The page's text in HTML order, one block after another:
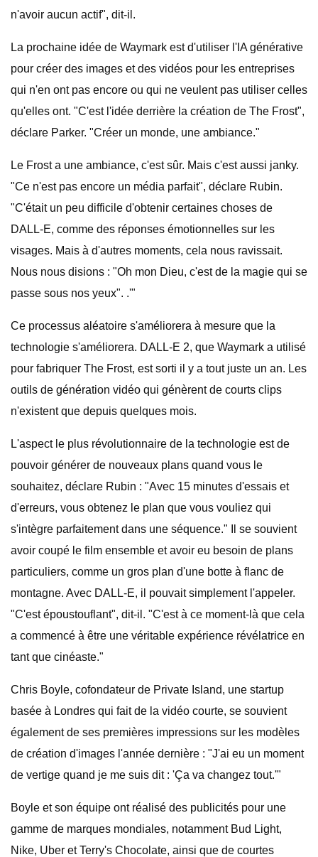
n'avoir aucun actif", dit-il.
La prochaine idée de Waymark est d'utiliser l'IA générative
pour créer des images et des vidéos pour les entreprises
qui n'en ont pas encore ou qui ne veulent pas utiliser celles
qu'elles ont. "C'est l'idée derrière la création de The Frost",
déclare Parker. "Créer un monde, une ambiance."
Le Frost a une ambiance, c'est sûr. Mais c'est aussi janky.
"Ce n'est pas encore un média parfait", déclare Rubin.
"C'était un peu difficile d'obtenir certaines choses de
DALL-E, comme des réponses émotionnelles sur les
visages. Mais à d'autres moments, cela nous ravissait.
Nous nous disions : "Oh mon Dieu, c'est de la magie qui se
passe sous nos yeux". .'"
Ce processus aléatoire s'améliorera à mesure que la
technologie s'améliorera. DALL-E 2, que Waymark a utilisé
pour fabriquer The Frost, est sorti il ​​y a tout juste un an. Les
outils de génération vidéo qui génèrent de courts clips
n'existent que depuis quelques mois.
L'aspect le plus révolutionnaire de la technologie est de
pouvoir générer de nouveaux plans quand vous le
souhaitez, déclare Rubin : "Avec 15 minutes d'essais et
d'erreurs, vous obtenez le plan que vous vouliez qui
s'intègre parfaitement dans une séquence." Il se souvient
avoir coupé le film ensemble et avoir eu besoin de plans
particuliers, comme un gros plan d'une botte à flanc de
montagne. Avec DALL-E, il pouvait simplement l'appeler.
"C'est époustouflant", dit-il. "C'est à ce moment-là que cela
a commencé à être une véritable expérience révélatrice en
tant que cinéaste."
Chris Boyle, cofondateur de Private Island, une startup
basée à Londres qui fait de la vidéo courte, se souvient
également de ses premières impressions sur les modèles
de création d'images l'année dernière : "J'ai eu un moment
de vertige quand je me suis dit : 'Ça va changez tout.'"
Boyle et son équipe ont réalisé des publicités pour une
gamme de marques mondiales, notamment Bud Light,
Nike, Uber et Terry's Chocolate, ainsi que de courtes